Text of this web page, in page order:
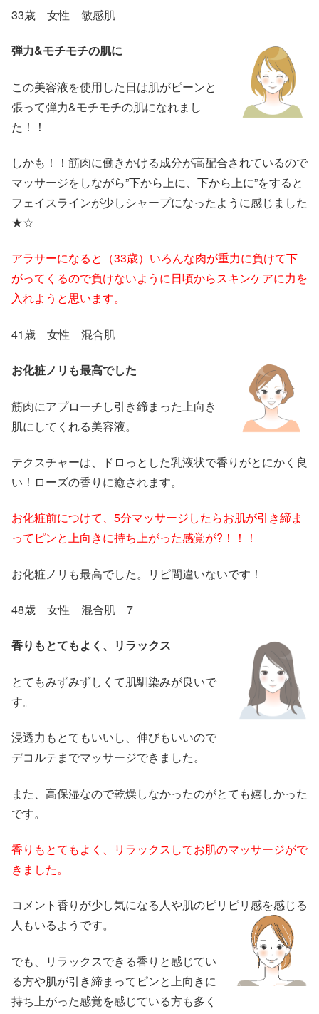
33歳 女性 敏感肌
弾力&モチモチの肌に
この美容液を使用した日は肌がピーンと
張って弾力&モチモチの肌になれまし
た！！
しかも！！筋肉に働きかける成分が高配合されているので
マッサージをしながら”下から上に、下から上に”をすると
フェイスラインが少しシャープになったように感じました
★☆
アラサーになると（33歳）いろんな肉が重力に負けて下
がってくるので負けないように日頃からスキンケアに力を
入れようと思います。
41歳 女性 混合肌
お化粧ノリも最高でした
筋肉にアプローチし引き締まった上向き
肌にしてくれる美容液。
テクスチャーは、ドロっとした乳液状で香りがとにかく良
い！ローズの香りに癒されます。
お化粧前につけて、5分マッサージしたらお肌が引き締ま
ってピンと上向きに持ち上がった感覚が?！！！
お化粧ノリも最高でした。リピ間違いないです！
48歳 女性 混合肌 7
香りもとてもよく、リラックス
とてもみずみずしくて肌馴染みが良いで
す。
浸透力もとてもいいし、伸びもいいので
デコルテまでマッサージできました。
また、高保湿なので乾燥しなかったのがとても嬉しかった
です。
香りもとてもよく、リラックスしてお肌のマッサージがで
きました。
コメント香りが少し気になる人や肌のピリピリ感を感じる
人もいるようです。
でも、リラックスできる香りと感じてい
る方や肌が引き締まってピンと上向きに
持ち上がった感覚を感じている方も多く